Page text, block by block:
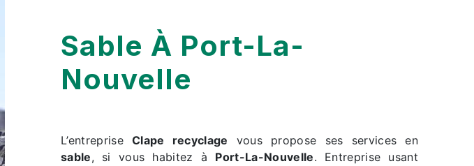
Sable À Port-La-
Nouvelle
L’entreprise Clape recyclage vous propose ses services en
sable, si vous habitez à Port-La-Nouvelle. Entreprise usant